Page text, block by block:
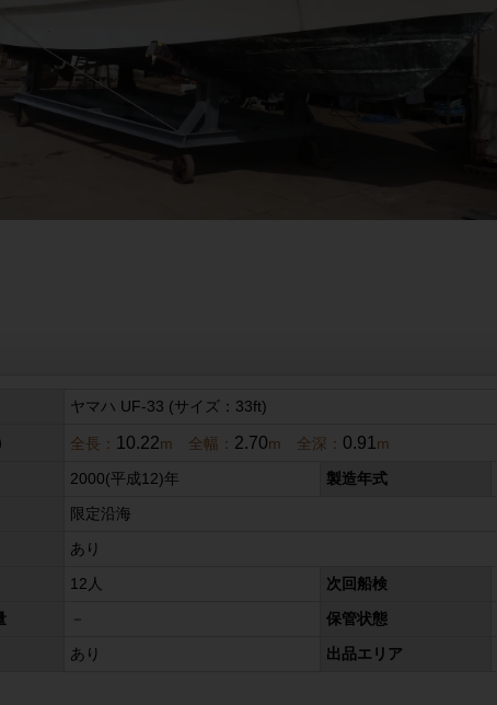
ヤマハ UF-33 (サイズ：33ft)
全長： 10.22m 全幅： 2.70m 全深： 0.91 m
2000(平成12)年 製造年式
限定沿海
あり
12人 次回船検
保管状態
あり 出品エリア